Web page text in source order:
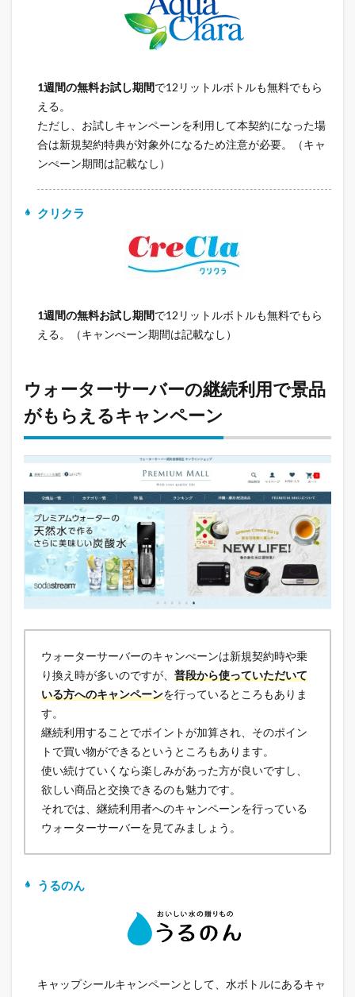
1週間の無料お試し期間で12リットルボトルも無料でもら
える。
ただし、お試しキャンペーンを利用して本契約になった場
合は新規契約特典が対象外になるため注意が必要。（キャ
ンぺーン期間は記載なし）
クリクラ
1週間の無料お試し期間で12リットルボトルも無料でもら
える。（キャンぺーン期間は記載なし）
ウォーターサーバーの継続利用で景品
がもらえるキャンペーン
ウォーターサーバーのキャンぺーンは新規契約時や乗
り換え時が多いのですが、 普段から使っていただいて
いる方へのキャンペーンを行っているところもありま
す。
継続利用することでポイントが加算され、そのポイン
トで買い物ができるというところもあります。
使い続けていくなら楽しみがあった方が良いですし、
欲しい商品と交換できるのも魅力です。
それでは、継続利用者へのキャンペーンを行っている
ウォーターサーバーを見てみましょう。
うるのん
キャップシールキャンペーンとして、水ボトルにあるキャ